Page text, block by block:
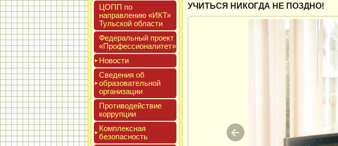
ЦОПП по
нап­равле­нию «ИКТ»
Туль­ской об­ласти
Феде­раль­ный про­ект
«Про­фес­си­она­литет»
Новос­ти
Све­дения об
об­ра­зова­тель­ной
ор­га­низа­ции
Про­тиво­дей­ствие
кор­рупции
Ком­плексная
бе­зопас­ность
УЧИТЬСЯ НИКОГДА НЕ ПОЗДНО!